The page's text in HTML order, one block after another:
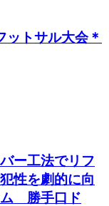
トサル大会＊
ー工法でリフ
性を劇的に向
勝手口ド